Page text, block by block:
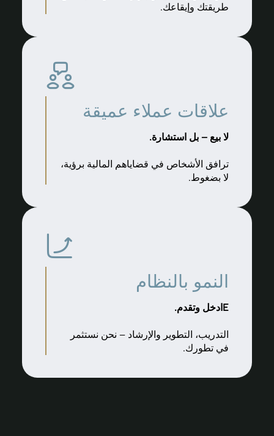
طريقتك وإيقاعك.
علاقات عملاء عميقة
لا بيع – بل استشارة.
ترافق الأشخاص في قضاياهم المالية برؤية،
لا بضغوط.
النمو بالنظام
Eادخل وتقدم.
التدريب، التطوير والإرشاد – نحن نستثمر
في تطورك.